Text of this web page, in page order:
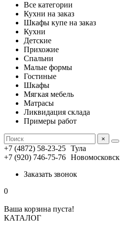
Все категории
Кухни на заказ
Шкафы купе на заказ
Кухни
Детские
Прихожие
Спальни
Малые формы
Гостиные
Шкафы
Мягкая мебель
Матрасы
Ликвидация склада
Примеры работ
×
+7 (4872) 58-23-25 Тула
+7 (920) 746-75-76 Новомосковск
Заказать звонок
0
Ваша корзина пуста!
КАТАЛОГ